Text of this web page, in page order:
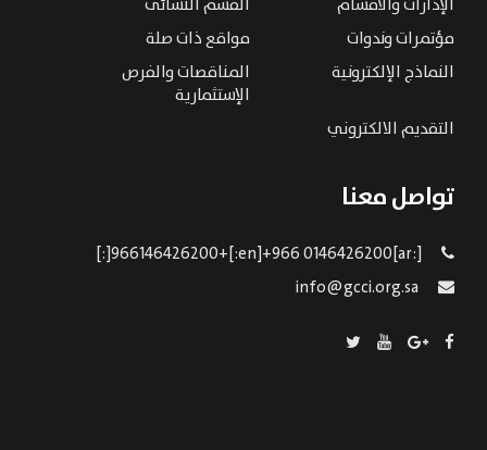
الإدارات والاقسام
القسم النسائى
مؤتمرات وندوات
مواقع ذات صلة
النماذج الإلكترونية
المناقصات والفرص
الإستثمارية
التقديم الالكتروني
تواصل معنا
[:ar]966146426200+[:en]+966 0146426200[:]